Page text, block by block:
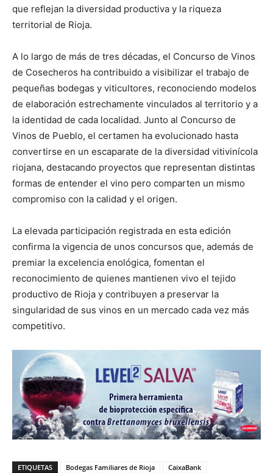
que reflejan la diversidad productiva y la riqueza
territorial de Rioja.
A lo largo de más de tres décadas, el Concurso de Vinos
de Cosecheros ha contribuido a visibilizar el trabajo de
pequeñas bodegas y viticultores, reconociendo modelos
de elaboración estrechamente vinculados al territorio y a
la identidad de cada localidad. Junto al Concurso de
Vinos de Pueblo, el certamen ha evolucionado hasta
convertirse en un escaparate de la diversidad vitivinícola
riojana, destacando proyectos que representan distintas
formas de entender el vino pero comparten un mismo
compromiso con la calidad y el origen.
La elevada participación registrada en esta edición
confirma la vigencia de unos concursos que, además de
premiar la excelencia enológica, fomentan el
reconocimiento de quienes mantienen vivo el tejido
productivo de Rioja y contribuyen a preservar la
singularidad de sus vinos en un mercado cada vez más
competitivo.
ETIQUETAS Bodegas Familiares de Rioja
CaixaBank